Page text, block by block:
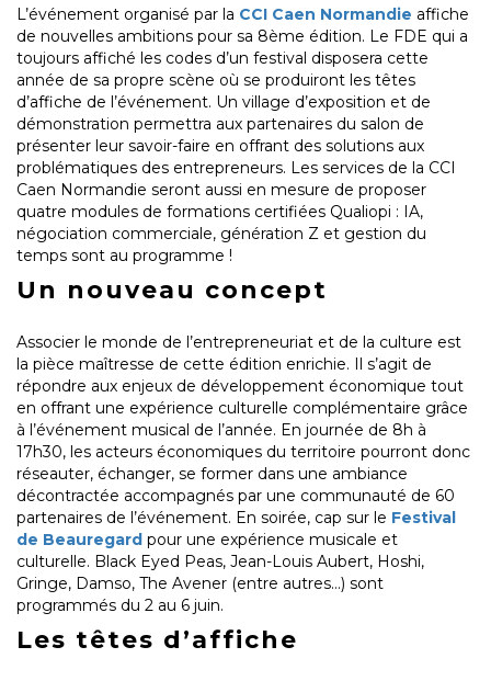
L’événement organisé par la CCI Caen Normandie affiche
de nouvelles ambitions pour sa 8ème édition. Le FDE qui a
toujours affiché les codes d’un festival disposera cette
année de sa propre scène où se produiront les têtes
d’affiche de l’événement. Un village d’exposition et de
démonstration permettra aux partenaires du salon de
présenter leur savoir-faire en offrant des solutions aux
problématiques des entrepreneurs. Les services de la CCI
Caen Normandie seront aussi en mesure de proposer
quatre modules de formations certifiées Qualiopi : IA,
négociation commerciale, génération Z et gestion du
temps sont au programme !
Un nouveau concept
Associer le monde de l’entrepreneuriat et de la culture est
la pièce maîtresse de cette édition enrichie. Il s’agit de
répondre aux enjeux de développement économique tout
en offrant une expérience culturelle complémentaire grâce
à l’événement musical de l’année. En journée de 8h à
17h30, les acteurs économiques du territoire pourront donc
réseauter, échanger, se former dans une ambiance
décontractée accompagnés par une communauté de 60
partenaires de l’événement. En soirée, cap sur le Festival
de Beauregard pour une expérience musicale et
culturelle. Black Eyed Peas, Jean-Louis Aubert, Hoshi,
Gringe, Damso, The Avener (entre autres…) sont
programmés du 2 au 6 juin.
Les têtes d’affiche